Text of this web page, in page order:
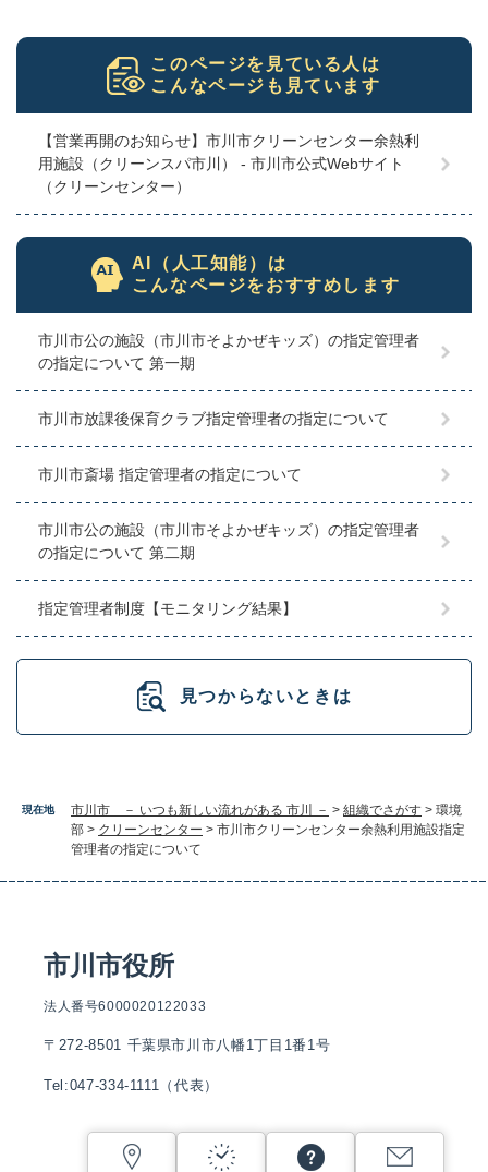
現在地 市川市 － いつも新しい流れがある 市川 － > 組織でさがす > 環境
部 > クリーンセンター > 市川市クリーンセンター余熱利用施設指定
管理者の指定について
このページを見ている人は
こんなページも見ています
【営業再開のお知らせ】市川市クリーンセンター余熱利
用施設（クリーンスパ市川） - 市川市公式Webサイト
（クリーンセンター）
AI（人工知能）は
こんなページをおすすめします
市川市公の施設（市川市そよかぜキッズ）の指定管理者
の指定について 第一期
市川市放課後保育クラブ指定管理者の指定について
市川市斎場 指定管理者の指定について
市川市公の施設（市川市そよかぜキッズ）の指定管理者
の指定について 第二期
指定管理者制度【モニタリング結果】
見つからないときは
市川市役所
法人番号6000020122033
〒272-8501 千葉県市川市八幡1丁目1番1号
Tel:047-334-1111（代表）